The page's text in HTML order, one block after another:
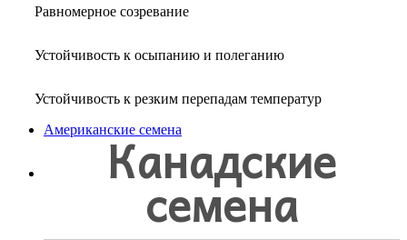
Равномерное созревание
Устойчивость к осыпанию и полеганию
Устойчивость к резким перепадам температур
Американские семена
Канадские
семена